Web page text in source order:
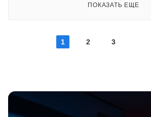
ПОКАЗАТЬ ЕЩЕ
1 2 3